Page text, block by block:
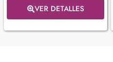
VER DETALLES